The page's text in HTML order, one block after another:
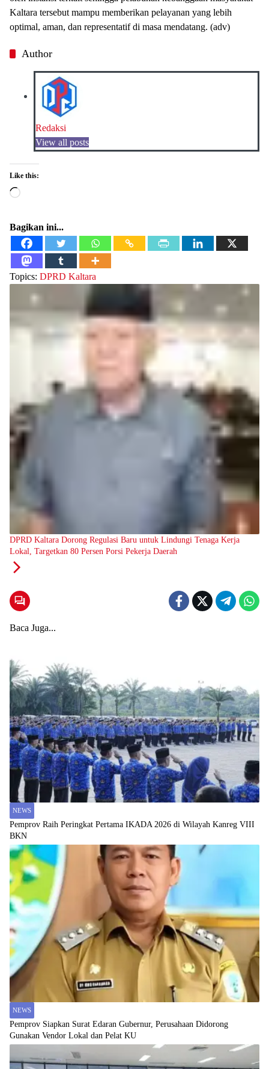
Kaltara tersebut mampu memberikan pelayanan yang lebih
optimal, aman, dan representatif di masa mendatang. (adv)
Author
Redaksi
View all posts
Like this:
Loading…
Bagikan ini...
Topics: DPRD Kaltara
DPRD Kaltara Dorong Regulasi Baru untuk Lindungi Tenaga Kerja
Lokal, Targetkan 80 Persen Porsi Pekerja Daerah
Baca Juga...
NEWS
Pemprov Raih Peringkat Pertama IKADA 2026 di Wilayah Kanreg VIII
BKN
NEWS
Pemprov Siapkan Surat Edaran Gubernur, Perusahaan Didorong
Gunakan Vendor Lokal dan Pelat KU